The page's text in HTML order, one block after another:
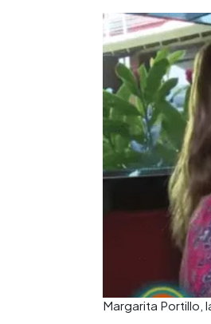
Margarita Portillo,